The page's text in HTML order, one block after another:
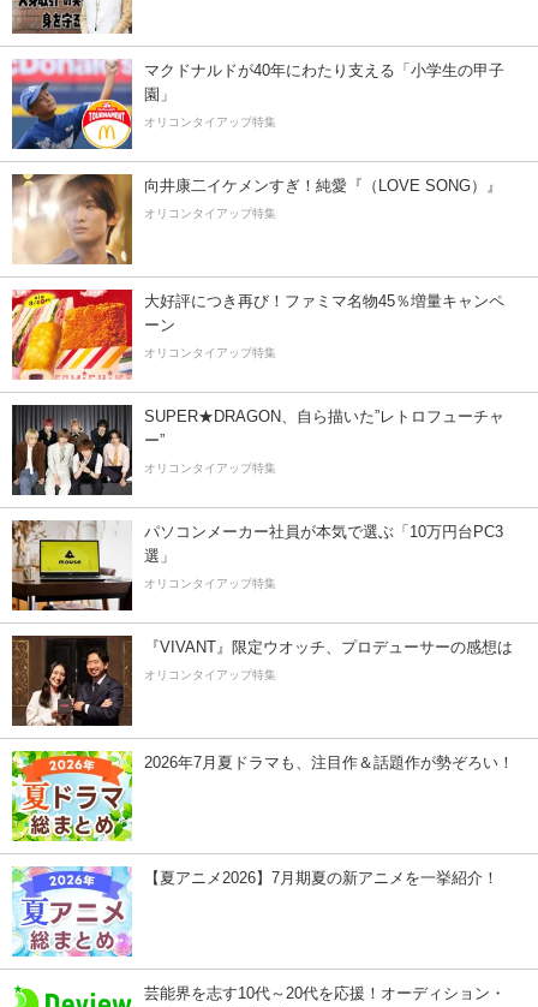
マクドナルドが40年にわたり支える「小学生の甲子
園」
オリコンタイアップ特集
向井康二イケメンすぎ！純愛『（LOVE SONG）』
オリコンタイアップ特集
大好評につき再び！ファミマ名物45％増量キャンペ
ーン
オリコンタイアップ特集
SUPER★DRAGON、自ら描いた”レトロフューチャ
ー”
オリコンタイアップ特集
パソコンメーカー社員が本気で選ぶ「10万円台PC3
選」
オリコンタイアップ特集
『VIVANT』限定ウオッチ、プロデューサーの感想は
オリコンタイアップ特集
2026年7月夏ドラマも、注目作＆話題作が勢ぞろい！
【夏アニメ2026】7月期夏の新アニメを一挙紹介！
芸能界を志す10代～20代を応援！オーディション・